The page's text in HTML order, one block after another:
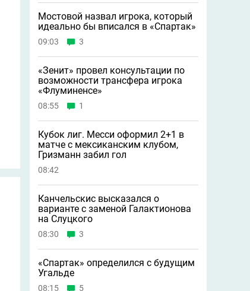
Мостовой назвал игрока, который
идеально бы вписался в «Спартак»
09:03 3
«Зенит» провел консультации по
возможности трансфера игрока
«Флуминенсе»
08:55 1
Кубок лиг. Месси оформил 2+1 в
матче с мексиканским клубом,
Гризманн забил гол
08:42
Канчельскис высказался о
варианте с заменой Галактионова
на Слуцкого
08:30 3
«Спартак» определился с будущим
Угальде
08:15 5